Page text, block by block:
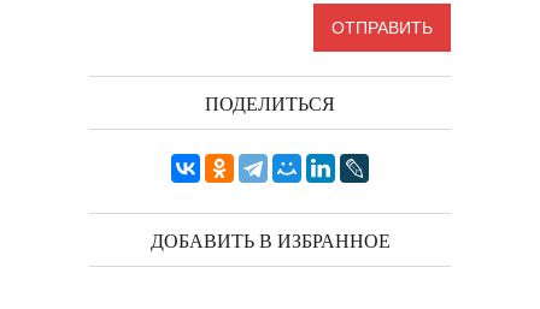
ПОДЕЛИТЬСЯ
ДОБАВИТЬ В ИЗБРАННОЕ